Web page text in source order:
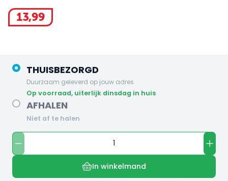
13,99
THUISBEZORGD
Duurzaam geleverd op jouw adres
op voorraad, uiterlijk dinsdag in huis
AFHALEN
Niet af te halen
In winkelmand